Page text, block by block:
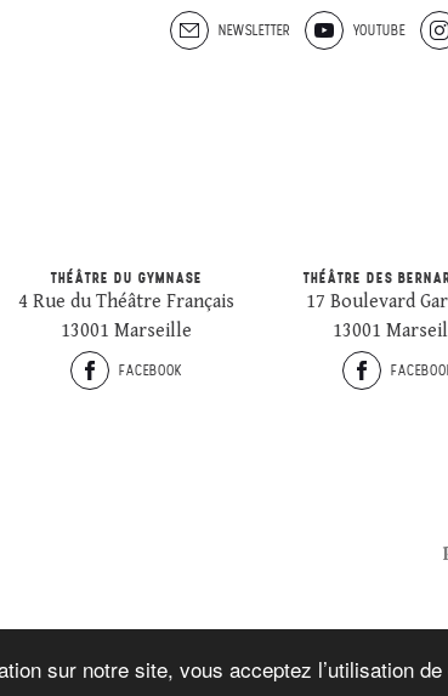
sur notre site, vous acceptez l’utilisation
NEWSLETTER YOUTUBE
THÉÂTRE DU GYMNASE
4 Rue du Théâtre Français
13001 Marseille
FACEBOOK
THÉÂTRE DES
17 Boulevard
13001